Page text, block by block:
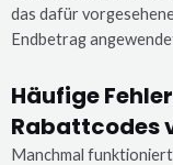
das dafür
Endbetrag
Häufige
Rabattcodes
Manchmal